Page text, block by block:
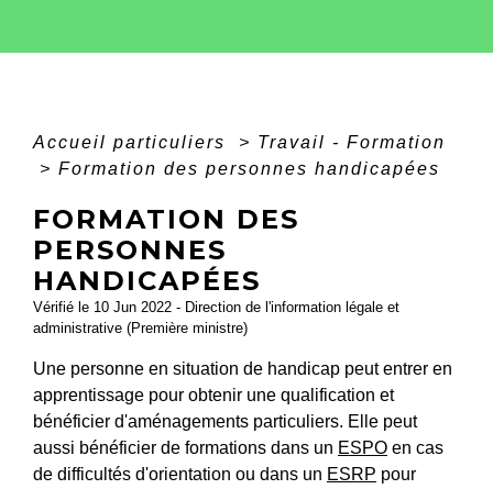
Accueil particuliers > Travail - Formation
> Formation des personnes handicapées
FORMATION DES
PERSONNES
HANDICAPÉES
Vérifié le 10 Jun 2022 - Direction de l'information légale et
administrative (Première ministre)
Une personne en situation de handicap peut entrer en
apprentissage pour obtenir une qualification et
bénéficier d'aménagements particuliers. Elle peut
aussi bénéficier de formations dans un ESPO en cas
de difficultés d'orientation ou dans un ESRP pour